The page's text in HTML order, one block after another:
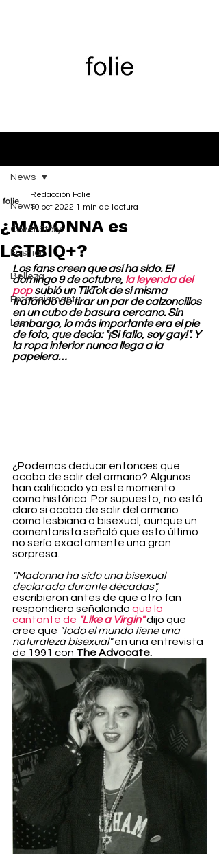
News
Cover Story
Fashion
Belleza
Entertainment
Life
News
¿MADONNA es
LGTBIQ+?
Redacción Folie
10 oct 2022 1 min de lectura
Los fans creen que así ha sido. El
domingo 9 de octubre, la leyenda del
pop subió un TikTok de sí misma
tratando de tirar un par de calzoncillos
en un cubo de basura cercano. Sin
embargo, lo más importante era el pie
de foto, que decía: "¡Si fallo, soy gay!". Y
la ropa interior nunca llega a la
papelera…
¿Podemos deducir entonces que
acaba de salir del armario? Algunos
han calificado ya este momento
como histórico. Por supuesto, no está
claro si acaba de salir del armario
como lesbiana o bisexual, aunque un
comentarista señaló que esto último
no sería exactamente una gran
sorpresa.
"Madonna ha sido una bisexual
declarada durante décadas",
escribieron antes de que otro fan
respondiera señalando que la
cantante de "Like a Virgin" dijo que
cree que "todo el mundo tiene una
naturaleza bisexual" en una entrevista
de 1991 con The Advocate.